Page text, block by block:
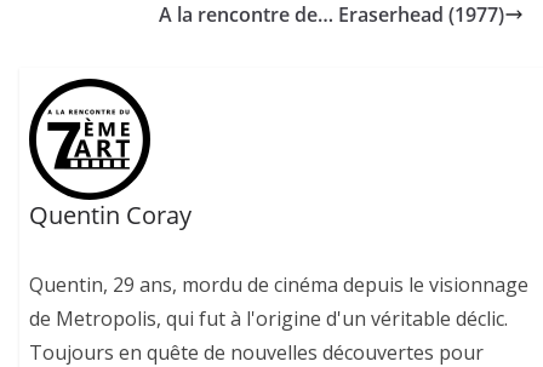
A la rencontre de… Eraserhead (1977)
Quentin Coray
Quentin, 29 ans, mordu de cinéma depuis le visionnage
de Metropolis, qui fut à l'origine d'un véritable déclic.
Toujours en quête de nouvelles découvertes pour